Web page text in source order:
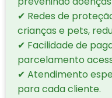
✔ Redes de
crianças e pets,
✔ Facilidade de
parcelamento
✔ Atendimento
para cada cliente.